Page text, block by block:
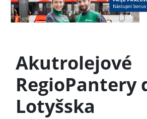
Akutrolejové
RegioPantery
Lotyšska